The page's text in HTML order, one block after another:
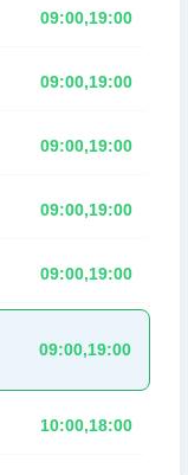
09:00,19:00
09:00,19:00
09:00,19:00
09:00,19:00
09:00,19:00
09:00,19:00
10:00,18:00